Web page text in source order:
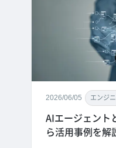
2026/06/05 エンジ
AIエージェント
ら活用事例を解